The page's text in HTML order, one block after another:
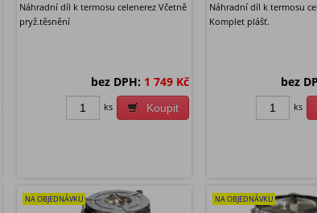
Náhradní díl k termosu celenerez Včetně
pryž.těsnění
bez DPH: 1 749 Kč
Koupit
ks
Náhradní díl k termosu
Komplet plášť.
bez
ks
NA OBJEDNÁVKU NA OBJEDNÁVKU